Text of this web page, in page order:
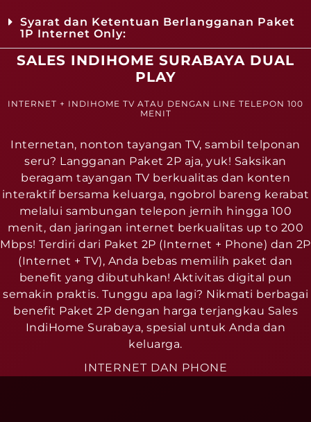
Syarat dan Ketentuan Berlangganan Paket
1P Internet Only:
SALES INDIHOME SURABAYA DUAL
PLAY
INTERNET + INDIHOME TV ATAU DENGAN LINE TELEPON 100
MENIT
Internetan, nonton tayangan TV, sambil telponan
seru? Langganan Paket 2P aja, yuk! Saksikan
beragam tayangan TV berkualitas dan konten
interaktif bersama keluarga, ngobrol bareng kerabat
melalui sambungan telepon jernih hingga 100
menit, dan jaringan internet berkualitas up to 200
Mbps! Terdiri dari Paket 2P (Internet + Phone) dan 2P
(Internet + TV), Anda bebas memilih paket dan
benefit yang dibutuhkan! Aktivitas digital pun
semakin praktis. Tunggu apa lagi? Nikmati berbagai
benefit Paket 2P dengan harga terjangkau Sales
IndiHome Surabaya, spesial untuk Anda dan
keluarga.
INTERNET DAN PHONE